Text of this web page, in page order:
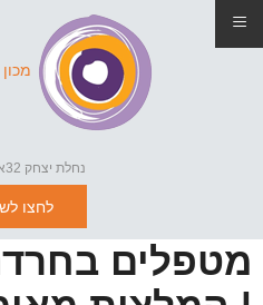
נחלת יצחק 32א', תל אביב
לחצו
מטפלים
≡